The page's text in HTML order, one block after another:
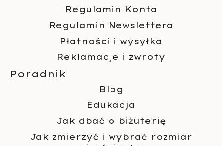
Regulamin Konta
Regulamin Newslettera
Płatności i wysyłka
Reklamacje i zwroty
Poradnik
Blog
Edukacja
Jak dbać o biżuterię
Jak zmierzyć i wybrać rozmiar